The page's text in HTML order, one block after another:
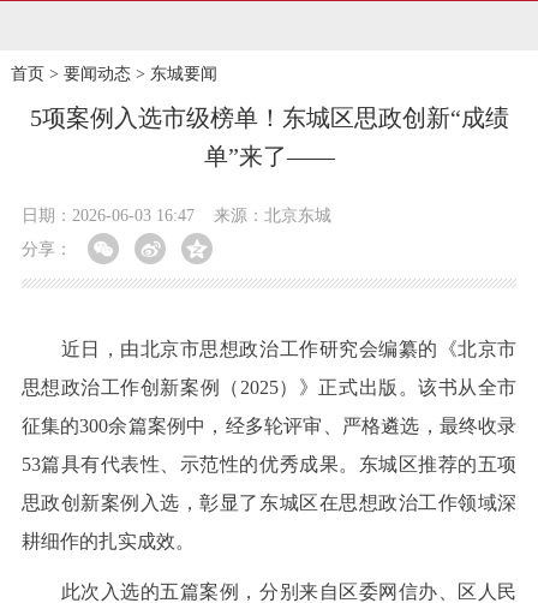
首页 > 要闻动态> 东城要闻
5项案例入选市级榜单！东城区思政创新“成绩
单”来了——
日期：2026-06-03 16:47
来源：北京东城
分享：
近日，由北京市思想政治工作研究会编纂的《北京市
思想政治工作创新案例（2025）》正式出版。该书从全市
征集的300余篇案例中，经多轮评审、严格遴选，最终收录
53篇具有代表性、示范性的优秀成果。东城区推荐的五项
思政创新案例入选，彰显了东城区在思想政治工作领域深
耕细作的扎实成效。
此次入选的五篇案例，分别来自区委网信办、区人民